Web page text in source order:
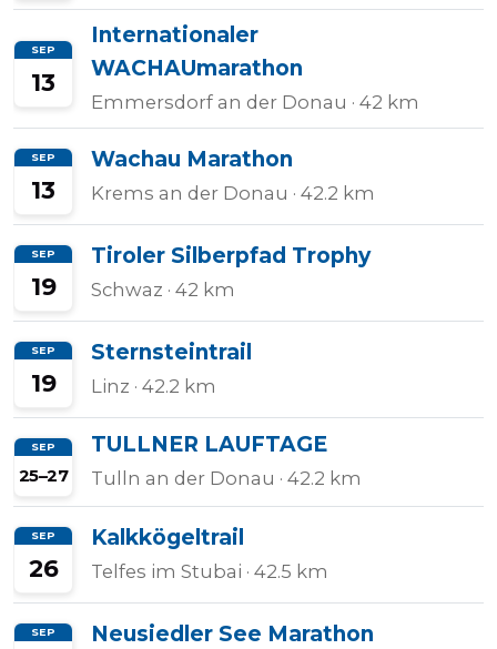
events
Tempo
Rechner
Wettkampfzeit-
Prognose
Herzfrequenzzonen
Event
hinzufügen
SEP
13
Internationaler
WACHAUmarathon
Emmersdorf an der Donau · 42 km
SEP
13
Wachau Marathon
Krems an der Donau · 42.2 km
SEP
19
Tiroler Silberpfad Trophy
Schwaz · 42 km
SEP
19
Sternsteintrail
Linz · 42.2 km
SEP
25–27
TULLNER LAUFTAGE
Tulln an der Donau · 42.2 km
SEP
26
Kalkkögeltrail
Telfes im Stubai · 42.5 km
SEP Neusiedler See Marathon